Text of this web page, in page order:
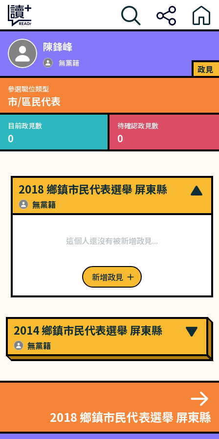
陳鋒峰
無黨籍
政見
參選職位類型
市/區民代表
目前政見數
0
待確認政見數
0
2018 鄉鎮市民代表選舉 屏東縣
無黨籍
這個人還沒有被新增政見...
新增政見
2014 鄉鎮市民代表選舉 屏東縣
無黨籍
2018 鄉鎮市民代表選舉 屏東縣